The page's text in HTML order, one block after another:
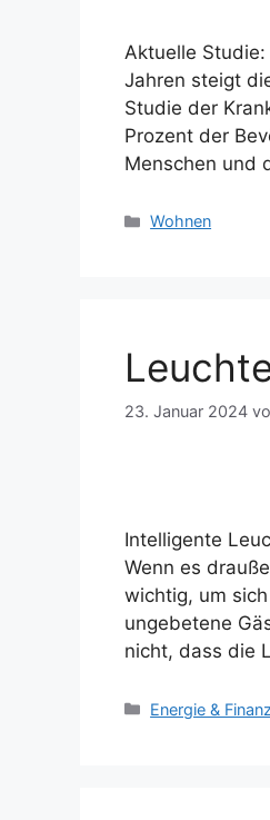
Aktuelle
Jahren steigt
Studie der
Prozent der
Menschen und
Kategorien
Wohnen
23. Januar 2024
Intelligente
Wenn es
wichtig, um
ungebetene
nicht, dass die
Kategorien
Energie &